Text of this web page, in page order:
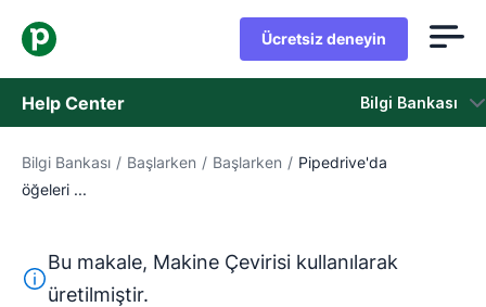
Ücretsiz deneyin
Help Center Bilgi Bankası
Bilgi Bankası
Destek Birimiyle İletişime Geçin
Bilgi Bankası / Başlarken / Başlarken / Pipedrive'da
öğeleri ...
Bu metin, İngilizceden Makine Çevirisi aracı
Bu makale, Makine Çevirisi kullanılarak
üretilmiştir.